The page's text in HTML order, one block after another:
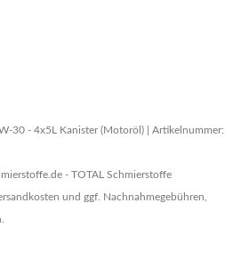
30 - 4x5L Kanister (Motoröl) | Artikelnummer:
- TOTAL Schmierstoffe
und ggf. Nachnahmegebühren,